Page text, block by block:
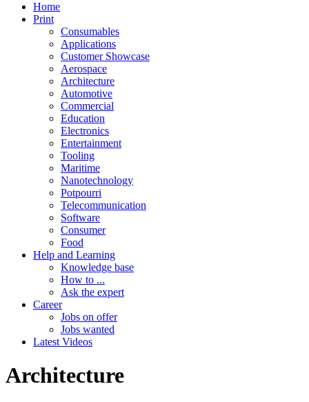
Home
Print
Consumables
Applications
Customer Showcase
Aerospace
Architecture
Automotive
Commercial
Education
Electronics
Entertainment
Tooling
Maritime
Nanotechnology
Potpourri
Telecommunication
Software
Consumer
Food
Help and Learning
Knowledge base
How to ...
Ask the expert
Career
Jobs on offer
Jobs wanted
Latest Videos
Architecture